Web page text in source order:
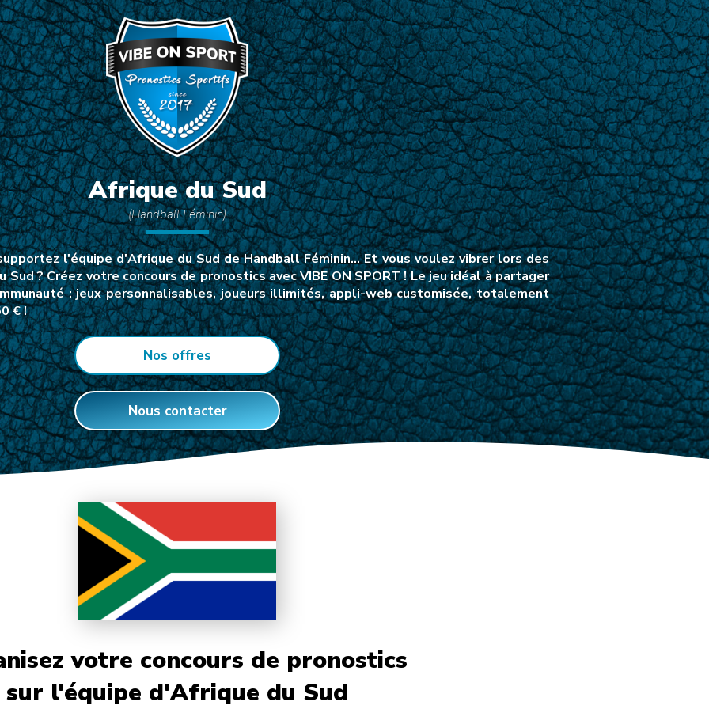
Afrique du Sud
(Handball Féminin)
l'équipe d'Afrique du Sud de Handball Féminin… Et vous voulez vibrer lors des
? Créez votre concours de pronostics avec VIBE ON SPORT ! Le jeu idéal à partager
: jeux personnalisables, joueurs illimités, appli-web customisée, totalement
€ !
Nos offres
Nous contacter
votre concours de pronostics
sur l'équipe d'Afrique du Sud